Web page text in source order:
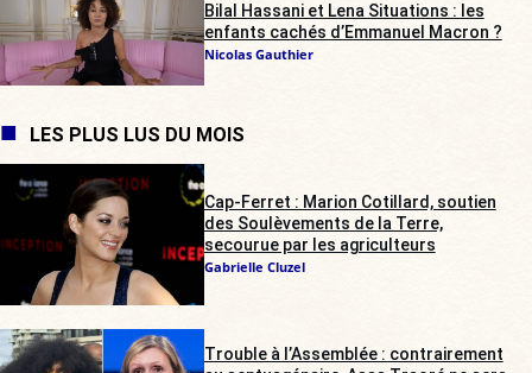
Bilal Hassani et Lena Situations : les
enfants cachés d’Emmanuel Macron ?
Nicolas Gauthier
LES PLUS LUS DU MOIS
Cap-Ferret : Marion Cotillard, soutien
des Soulèvements de la Terre,
secourue par les agriculteurs
Gabrielle Cluzel
Trouble à l’Assemblée : contrairement